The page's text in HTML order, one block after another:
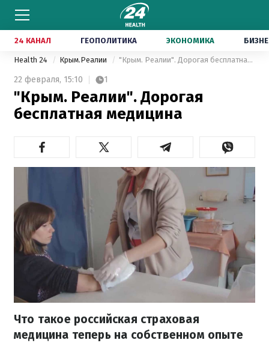
24 КАНАЛ ГЕОПОЛИТИКА ЭКОНОМИКА
Health 24 Крым.Реалии "Крым. Реалии". Дорогая бесплатная медицина
22 февраля, 15:10 1
"Крым. Реалии". Дорогая
бесплатная медицина
Что такое российская страховая
медицина теперь на собственном опыте